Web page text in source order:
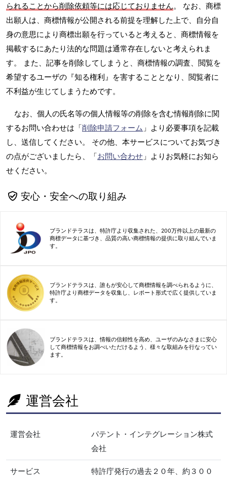
られることから削除依頼等には応じておりません。 なお、商標
出願人は、商標情報が公開される前提を理解した上で、自分自
身の意思により商標出願を行っていると考えると、商標情報を
掲載するにあたり法的な問題は通常存在しないと考えられま
す。 また、記事を削除してしまうと、商標情報の調査、閲覧を
希望するユーザの『知る権利』を害することとなり、閲覧者に
不利益が生じてしまうためです。
なお、個人の氏名等の個人情報等の削除を含む情報削除に関
するお問い合わせは「削除申請フォーム 」より必要事項を記載
し、送信してください。 その他、本サービスについてお気づき
の点がございましたら、「お問い合わせ 」よりお気軽にお知ら
せください。
安心・安全への取り組み
ブランドテラスは、特許庁より収集された、200万件以上の最新の
商標データに基づき、品質の高い商標情報の提供に取り組んでいま
す。
ブランドテラスは、誰もが安心して商標情報を調べられるように、
特許庁より商標データを収集し、レポート形式で広く提供していま
す。
ブランドテラスは、情報の信頼性を高め、ユーザのみなさまに安心
して商標情報をお調べいただけるよう、様々な取組みを行なってい
ます。
運営会社
運営会社
パテント・インテグレーション株式
会社
サービス
特許庁発行の過去２０年、約３００